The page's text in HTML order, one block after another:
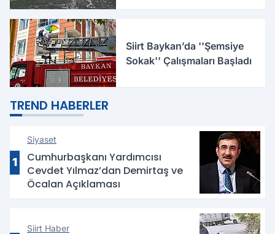
Siirt Baykan’da ''Şemsiye
Sokak'' Çalışmaları Başladı
TREND HABERLER
1
Siyaset
Cumhurbaşkanı Yardımcısı
Cevdet Yılmaz’dan Demirtaş ve
Öcalan Açıklaması
Siirt Haber